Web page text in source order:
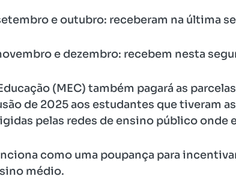
e outubro: receberam na última
e dezembro: recebem nesta
(MEC) também pagará as
de 2025 aos estudantes que tiveram
pelas redes de ensino público onde
como uma poupança para
médio.